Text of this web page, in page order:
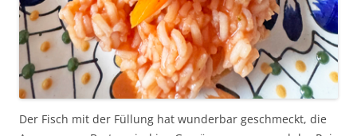
Der Fisch mit der Füllung hat wunderbar geschmeckt, die